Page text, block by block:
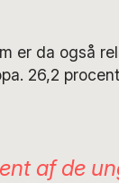
er da også
26,2
af de